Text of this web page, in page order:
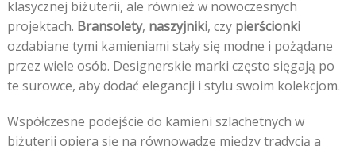
klasycznej biżuterii, ale również w nowoczesnych
projektach. Bransolety, naszyjniki, czy pierścionki
ozdabiane tymi kamieniami stały się modne i pożądane
przez wiele osób. Designerskie marki często sięgają po
te surowce, aby dodać elegancji i stylu swoim kolekcjom.
Współczesne podejście do kamieni szlachetnych w
biżuterii opiera się na równowadze między tradycją a